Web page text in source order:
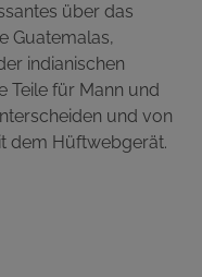
über das
Guatemalas,
indianischen
Teile für Mann und
und von
dem Hüftwebgerät.